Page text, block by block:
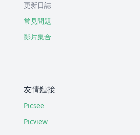
更新日誌
常見問題
影片集合
友情鏈接
Picsee
Picview